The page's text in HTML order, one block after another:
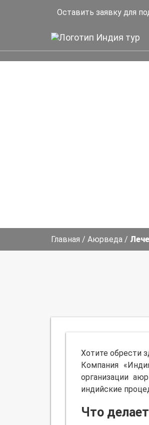
Оставить заявку для
Главная / Аюрведа /
Хотите обрести
Компания
организации
индийские
Что